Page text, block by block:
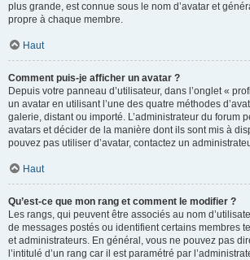
plus grande, est connue sous le nom d’avatar et
propre à chaque membre.
Haut
Comment puis-je afficher un avatar ?
Depuis votre panneau d’utilisateur, dans l’onglet «
un avatar en utilisant l’une des quatre méthodes
galerie, distant ou importé. L’administrateur du forum
avatars et décider de la manière dont ils sont mis à
pouvez pas utiliser d’avatar, contactez un
Haut
Qu’est-ce que mon rang et comment le modifier ?
Les rangs, qui peuvent être associés au nom
de messages postés ou identifient certains membres
et administrateurs. En général, vous ne pouvez pas
l’intitulé d’un rang car il est paramétré par